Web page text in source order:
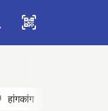
हांगकांग